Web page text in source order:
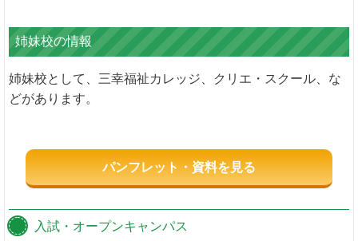
姉妹校の情報
姉妹校として、三幸福祉カレッジ、クリエ・スクール、な
どがあります。
パンフレット・資料を見る
入試・オープンキャンパス